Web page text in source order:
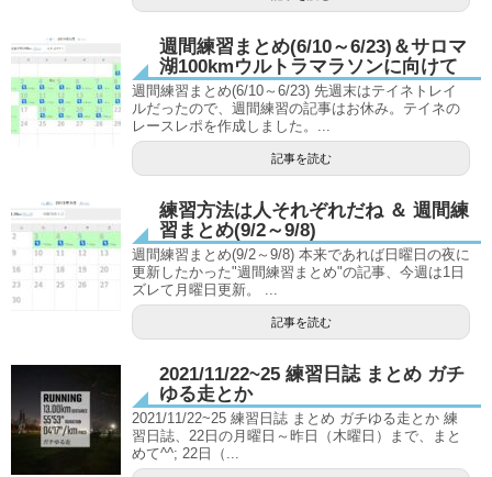
週間練習まとめ(6/10～6/23)＆サロマ
湖100kmウルトラマラソンに向けて
週間練習まとめ(6/10～6/23) 先週末はテイネトレイ
ルだったので、週間練習の記事はお休み。テイネの
レースレポを作成しました。...
記事を読む
練習方法は人それぞれだね ＆ 週間練
習まとめ(9/2～9/8)
週間練習まとめ(9/2～9/8) 本来であれば日曜日の夜に
更新したかった"週間練習まとめ"の記事、今週は1日
ズレて月曜日更新。 ...
記事を読む
2021/11/22~25 練習日誌 まとめ ガチ
ゆる走とか
2021/11/22~25 練習日誌 まとめ ガチゆる走とか 練
習日誌、22日の月曜日～昨日（木曜日）まで、まと
めて^^; 22日（...